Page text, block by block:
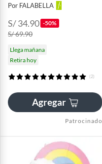
Por FALABELLA
S/ 34.90 -50%
S/ 69.90
Llega mañana
Retira hoy
(2)
Agregar
Patrocinado